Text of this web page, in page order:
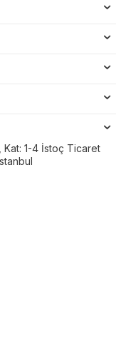
Kat: 1-4 İstoç Ticaret